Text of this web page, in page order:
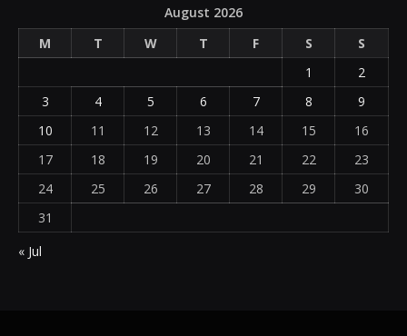
August 2026
M
T W T F S
S
1
2
3
4 5 6 7 8
9
10
11 12 13 14 15
16
17
18 19 20 21 22
23
24
25 26 27 28 29
30
31
« Jul